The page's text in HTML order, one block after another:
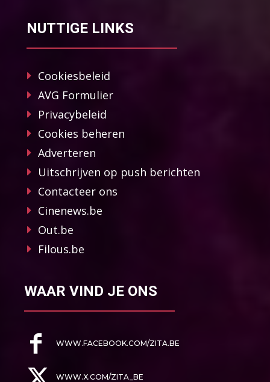
NUTTIGE LINKS
Cookiesbeleid
AVG Formulier
Privacybeleid
Cookies beheren
Adverteren
Uitschrijven op push berichten
Contacteer ons
Cinenews.be
Out.be
Filous.be
WAAR VIND JE ONS
WWW.FACEBOOK.COM/ZITA.BE
WWW.X.COM/ZITA_BE